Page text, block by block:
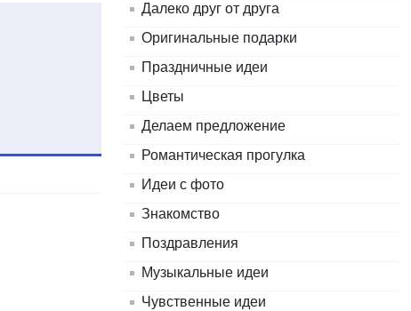
Далеко друг от друга
Оригинальные подарки
Праздничные идеи
Цветы
Делаем предложение
Романтическая прогулка
Идеи с фото
Знакомство
Поздравления
Музыкальные идеи
Чувственные идеи